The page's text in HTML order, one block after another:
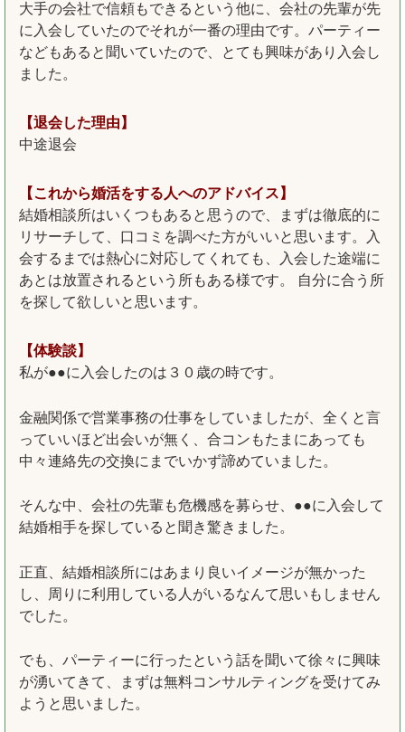
大手の会社で信頼もできるという他に、会社の先輩が先
に入会していたのでそれが一番の理由です。パーティー
などもあると聞いていたので、とても興味があり入会し
ました。
【退会した理由】
中途退会
【これから婚活をする人へのアドバイス】
結婚相談所はいくつもあると思うので、まずは徹底的に
リサーチして、口コミを調べた方がいいと思います。入
会するまでは熱心に対応してくれても、入会した途端に
あとは放置されるという所もある様です。 自分に合う所
を探して欲しいと思います。
【体験談】
私が●●に入会したのは３０歳の時です。
金融関係で営業事務の仕事をしていましたが、全くと言
っていいほど出会いが無く、合コンもたまにあっても
中々連絡先の交換にまでいかず諦めていました。
そんな中、会社の先輩も危機感を募らせ、●●に入会して
結婚相手を探していると聞き驚きました。
正直、結婚相談所にはあまり良いイメージが無かった
し、周りに利用している人がいるなんて思いもしません
でした。
でも、パーティーに行ったという話を聞いて徐々に興味
が湧いてきて、まずは無料コンサルティングを受けてみ
ようと思いました。